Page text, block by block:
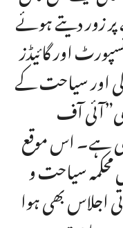
زور دیتے ہوئے
اور گائیڈز
اور سیاحت کے
آف
ہے۔ اس موقع
محکمہ سیاحت و
اجلاس بھی ہوا